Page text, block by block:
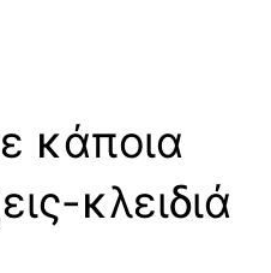
κάποια
κλειδιά